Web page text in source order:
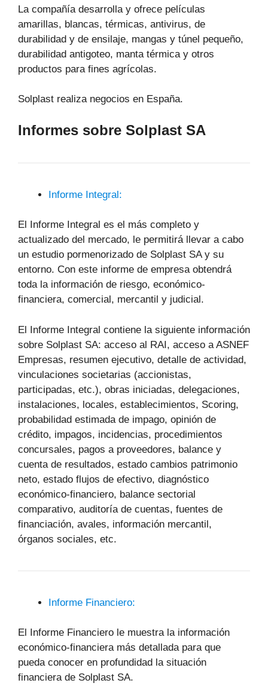
La compañía desarrolla y ofrece películas
amarillas, blancas, térmicas, antivirus, de
durabilidad y de ensilaje, mangas y túnel pequeño,
durabilidad antigoteo, manta térmica y otros
productos para fines agrícolas.
Solplast realiza negocios en España.
Informes sobre Solplast SA
Informe Integral:
El Informe Integral es el más completo y
actualizado del mercado, le permitirá llevar a cabo
un estudio pormenorizado de Solplast SA y su
entorno. Con este informe de empresa obtendrá
toda la información de riesgo, económico-
financiera, comercial, mercantil y judicial.
El Informe Integral contiene la siguiente información
sobre Solplast SA: acceso al RAI, acceso a ASNEF
Empresas, resumen ejecutivo, detalle de actividad,
vinculaciones societarias (accionistas,
participadas, etc.), obras iniciadas, delegaciones,
instalaciones, locales, establecimientos, Scoring,
probabilidad estimada de impago, opinión de
crédito, impagos, incidencias, procedimientos
concursales, pagos a proveedores, balance y
cuenta de resultados, estado cambios patrimonio
neto, estado flujos de efectivo, diagnóstico
económico-financiero, balance sectorial
comparativo, auditoría de cuentas, fuentes de
financiación, avales, información mercantil,
órganos sociales, etc.
Informe Financiero:
El Informe Financiero le muestra la información
económico-financiera más detallada para que
pueda conocer en profundidad la situación
financiera de Solplast SA.